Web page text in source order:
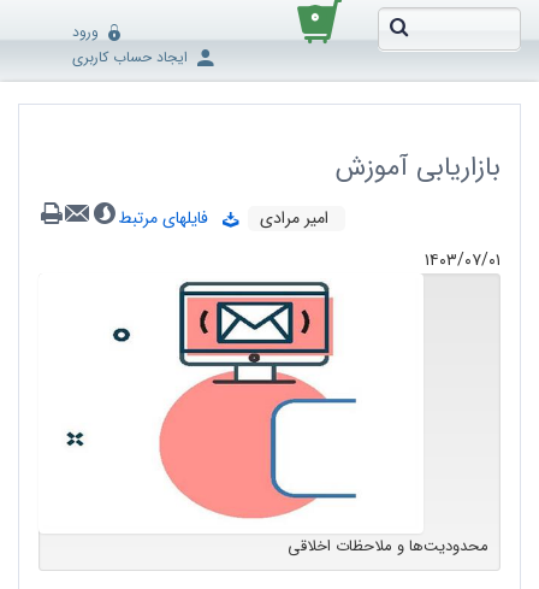
۰
ورود
ایجاد حساب کاربری
بازاریابی آموزش
امیر مرادی
فایلهای مرتبط
۱۴۰۳/۰۷/۰۱
محدودیت‌ها و ملاحظات اخلاقی